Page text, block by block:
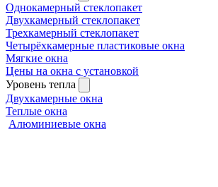
Однокамерный стеклопакет
Двухкамерный стеклопакет
Трехкамерный стеклопакет
Четырёхкамерные пластиковые окна
Мягкие окна
Цены на окна с установкой
Уровень тепла
Двухкамерные окна
Теплые окна
Алюминиевые окна